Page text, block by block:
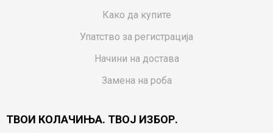
Како да купите
Упатство за регистрација
Начини на достава
Замена на роба
Ваучери
ТВОИ КОЛАЧИЊА. ТВОЈ ИЗБОР.